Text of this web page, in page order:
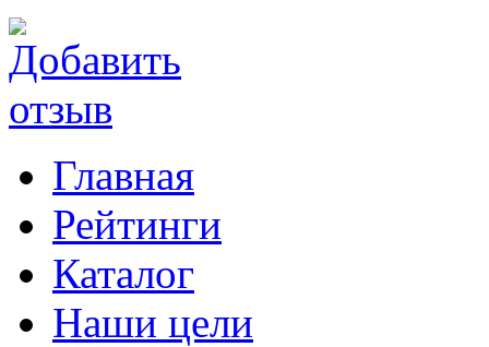
Главная
Рейтинги
Каталог
Наши цели